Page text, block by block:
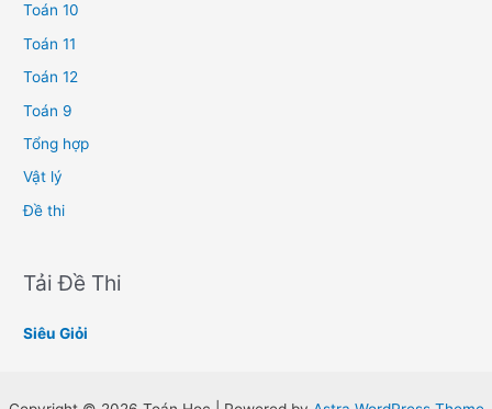
Toán 10
Toán 11
Toán 12
Toán 9
Tổng hợp
Vật lý
Đề thi
Tải Đề Thi
Siêu Giỏi